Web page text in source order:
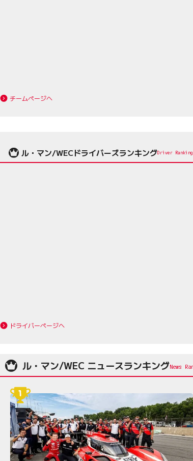
チームページへ
ル・マン/WECドライバーズランキングDriver Ranking
ドライバーページへ
ル・マン/WEC ニュースランキング